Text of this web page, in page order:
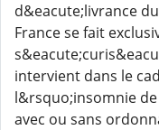
d&eacute;livrance
France se fait
intervient dans le
l&rsquo;insomnie
avec ou sans